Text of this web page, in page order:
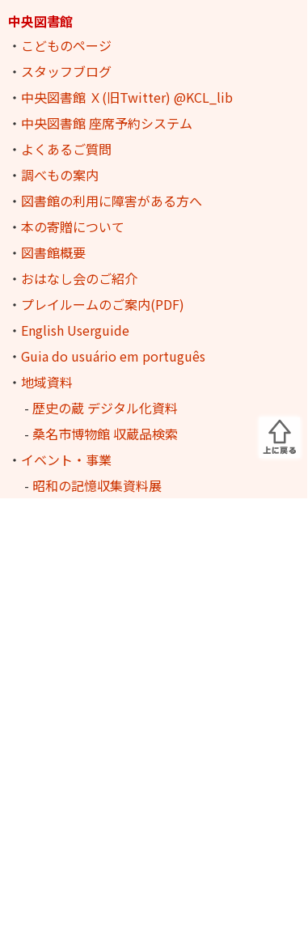
中央図書館
・ こどものページ
・ スタッフブログ
・ 中央図書館 Ｘ(旧Twitter) @KCL_lib
・ 中央図書館 座席予約システム
・ よくあるご質問
・ 調べもの案内
・ 図書館の利用に障害がある方へ
・ 本の寄贈について
・ 図書館概要
・ おはなし会のご紹介
・ プレイルームのご案内(PDF)
・ English Userguide
・ Guia do usuário em português
・ 地域資料
- 歴史の蔵 デジタル化資料
- 桑名市博物館 収蔵品検索
・ イベント・事業
- 昭和の記憶収集資料展